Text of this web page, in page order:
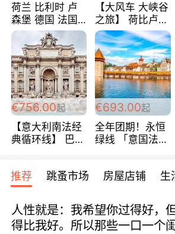
荷兰 比利时 卢
森堡 德国 法国
超爽玩遍西欧 循
环线 全程四星宾
馆 108欧/人/天
【大风车 大峡谷
之旅】 荷比卢德
法 巴黎上下 经
典五国四日游
488欧/人
€756.00起
【意大利南法经
典循环线】 巴黎
宾馆 108欧/天起
全程756欧/位
€693.00起
全年团期！永恒
绿线 「意国法
欧/天起 ~包拼房
推荐 跳蚤市场 房屋店铺 生
人性就是：我希望你过得好，
得比我好。所以那些一口一个